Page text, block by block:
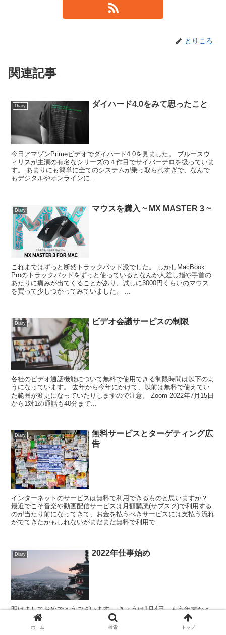
とりころ
関連記事
Diary ダイハード4.0をみて思ったこと
今日アマゾンPrimeビデオでダイハード4.0を見ました。 ブルースウ
ィリスが主演の有名なシリーズの４作目でサイバーテロを扱っていま
す。 あまりにも簡単に全てのシステムが乗っ取られすぎで、なんで
もデジタルやオンラインに...
Diary マウスを購入 ~ MX MASTER 3 ~
これまではずっと断然トラックパッド派でした。 しかしMacBook
Proのトラックパッドをずっと使っているとなんか人差し指や手首の
あたりに痛みが出てくることがあり、試しに3000円くらいのマウス
を買って少しつかってみていました。 ...
Diary ビデオ会議サービスの制限
各社のビデオ通話機能について無料で使用できる制限時間は以下のよ
うになっています。 去年から今年にかけて、以前は無料で使えてい
た範囲が変更になっていたりしますので注意。 Zoom 2022年7月15日
から1対1の通話も40分まで...
Diary
無料サービスとターゲティング広
告
インターネットのサービスは無料で利用できるものと思いますか？
最近でこそ音楽や動画配信サービスは月額購読(サブスク)で利用する
のが当たり前になってきて、お金を払うべきサービスには支払う流れ
がでてきたかもしれないがまだまだ無料で利用で...
Diary 2022年仕事始め
明けましておめでとうございます。 きょうは1月4日。もう年末かと
思い、年越しをして新年も365日分3日はもう過ぎました。 今年の抱
負というほどのものではないけれど、少し去年はどんな1年だったか
ホーム 検索 トップ